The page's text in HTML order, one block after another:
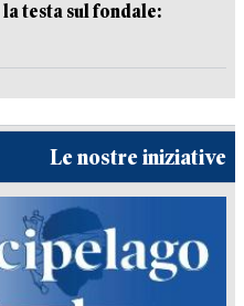
testa sul fondale:
Le nostre iniziative